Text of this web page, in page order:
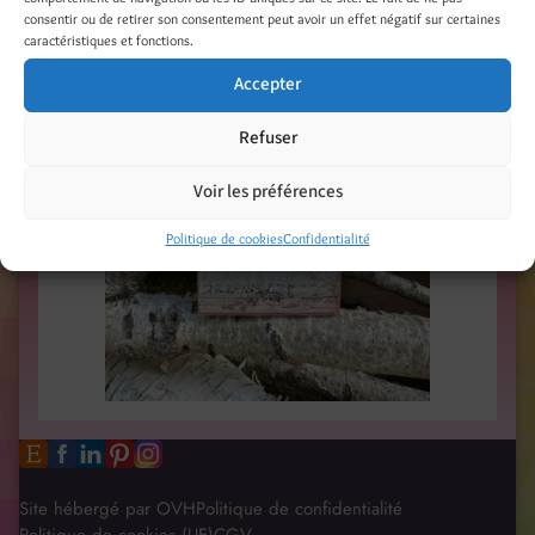
consentir ou de retirer son consentement peut avoir un effet négatif sur certaines
caractéristiques et fonctions.
Accepter
Refuser
Voir les préférences
Politique de cookiesConfidentialité
Site hébergé par OVHPolitique de confidentialité